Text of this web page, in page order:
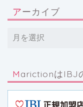
アーカイブ
Marictionは